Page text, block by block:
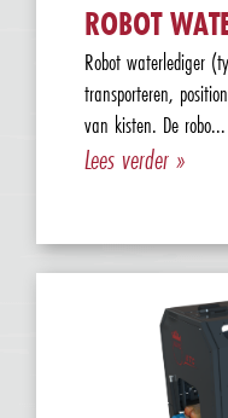
ROBOT
Robot waterlediger
transporteren,
van kisten. De robo...
Lees verder »